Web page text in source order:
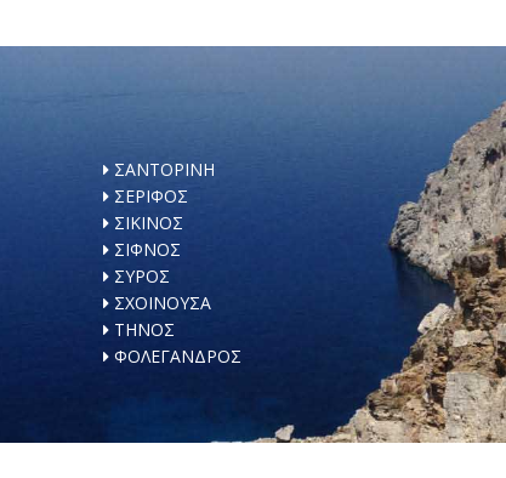
ΣΑΝΤΟΡΙΝΗ
ΣΕΡΙΦΟΣ
ΣΙΚΙΝΟΣ
ΣΙΦΝΟΣ
ΣΥΡΟΣ
ΣΧΟΙΝΟΥΣΑ
ΤΗΝΟΣ
ΦΟΛΕΓΑΝΔΡΟΣ